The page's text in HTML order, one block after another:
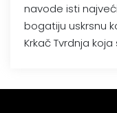
navode isti najveći
bogatiju uskrsnu
Krkač Tvrdnja koja